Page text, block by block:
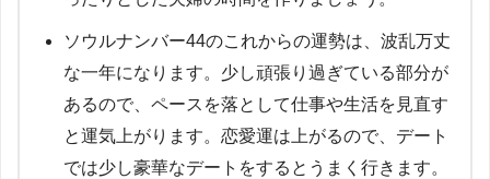
ソウルナンバー44のこれからの運勢は、波乱万丈
な一年になります。少し頑張り過ぎている部分が
あるので、ペースを落として仕事や生活を見直す
と運気上がります。恋愛運は上がるので、デート
では少し豪華なデートをするとうまく行きます。